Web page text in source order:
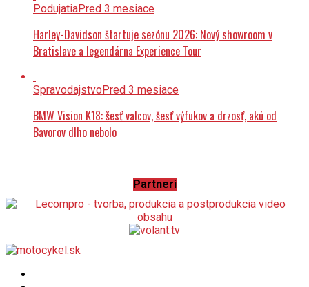
PodujatiaPred 3 mesiace
Harley-Davidson štartuje sezónu 2026: Nový showroom v
Bratislave a legendárna Experience Tour
SpravodajstvoPred 3 mesiace
BMW Vision K18: šesť valcov, šesť výfukov a drzosť, akú od
Bavorov dlho nebolo
Partneri